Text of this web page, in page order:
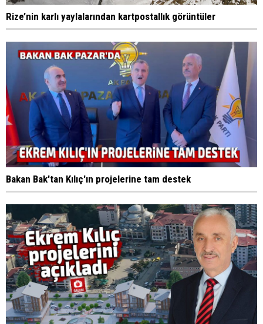
Rize’nin karlı yaylalarından kartpostallık görüntüler
Bakan Bak'tan Kılıç'ın projelerine tam destek